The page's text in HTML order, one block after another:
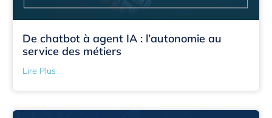
De chatbot à agent IA : l’autonomie au
service des métiers
Lire Plus